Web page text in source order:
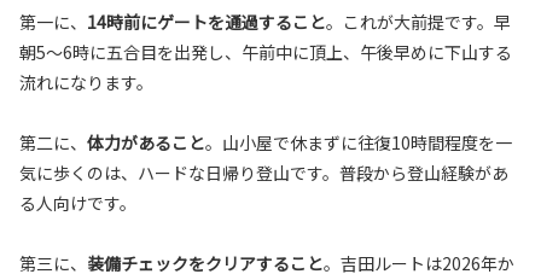
第一に、 14時前にゲートを通過すること。これが大前提です。早
朝5〜6時に五合目を出発し、午前中に頂上、午後早めに下山する
流れになります。
第二に、 体力があること。山小屋で休まずに往復10時間程度を一
気に歩くのは、ハードな日帰り登山です。普段から登山経験があ
る人向けです。
第三に、 装備チェックをクリアすること。吉田ルートは2026年か